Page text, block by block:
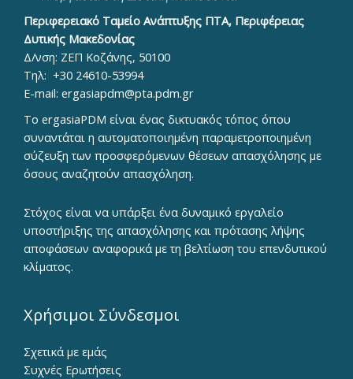
Περιφερειακό Ταμείο Ανάπτυξης ΠΤΑ, Περιφέρειας
Δυτικής Μακεδονίας
Δ/νση: ΖΕΠ Κοζάνης, 50100
Τηλ: +30 24610-53994
E-mail: ergasiapdm@pta.pdm.gr
To ergasiaPDM είναι ένας δικτυακός τόπος όπου
συναντάται η αυτοματοποιημένη παραμετροποιημένη
σύζευξη των προσφερόμενων θέσεων απασχόλησης με
όσους αναζητούν απασχόληση.
Στόχος είναι να υπάρξει ένα δυναμικό εργαλείο
υποστήριξης της απασχόλησης και πρότασης λήψης
αποφάσεων αναφορικά με τη βελτίωση του επενδυτικού
κλίματος.
Χρήσιμοι Σύνδεσμοι
Σχετικά με εμάς
Συχνές Ερωτήσεις